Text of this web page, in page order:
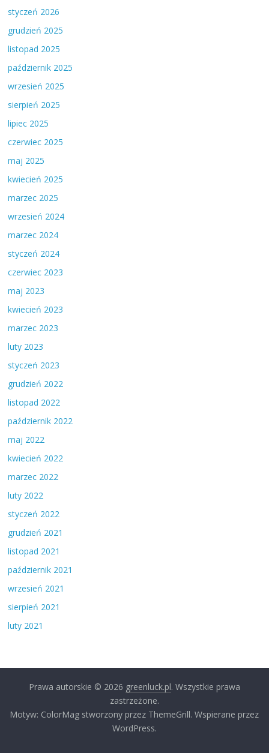
styczeń 2026
grudzień 2025
listopad 2025
październik 2025
wrzesień 2025
sierpień 2025
lipiec 2025
czerwiec 2025
maj 2025
kwiecień 2025
marzec 2025
wrzesień 2024
marzec 2024
styczeń 2024
czerwiec 2023
maj 2023
kwiecień 2023
marzec 2023
luty 2023
styczeń 2023
grudzień 2022
listopad 2022
październik 2022
maj 2022
kwiecień 2022
marzec 2022
luty 2022
styczeń 2022
grudzień 2021
listopad 2021
październik 2021
wrzesień 2021
sierpień 2021
luty 2021
Prawa autorskie © 2026 greenluck.pl. Wszystkie prawa
zastrzeżone.
Motyw: ColorMag stworzony przez ThemeGrill. Wspierane przez
WordPress.